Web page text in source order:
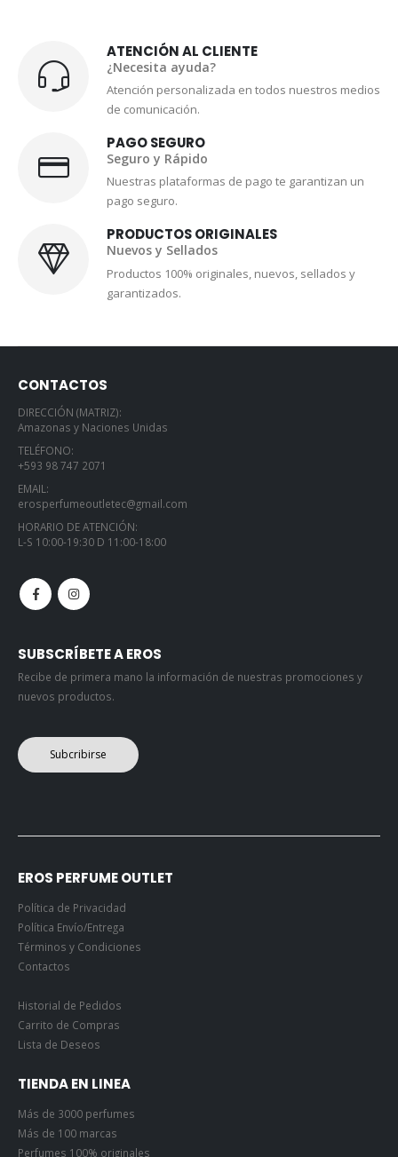
ATENCIÓN AL CLIENTE
¿Necesita ayuda?
Atención personalizada en todos nuestros medios
de comunicación.
PAGO SEGURO
Seguro y Rápido
Nuestras plataformas de pago te garantizan un
pago seguro.
PRODUCTOS ORIGINALES
Nuevos y Sellados
Productos 100% originales, nuevos, sellados y
garantizados.
CONTACTOS
DIRECCIÓN (MATRIZ):
Amazonas y Naciones Unidas
TELÉFONO:
+593 98 747 2071
EMAIL:
erosperfumeoutletec@gmail.com
HORARIO DE ATENCIÓN:
L-S 10:00-19:30 D 11:00-18:00
SUBSCRÍBETE A EROS
Recibe de primera mano la información de nuestras promociones y
nuevos productos.
Subcribirse
EROS PERFUME OUTLET
Política de Privacidad
Política Envío/Entrega
Términos y Condiciones
Contactos
Historial de Pedidos
Carrito de Compras
Lista de Deseos
TIENDA EN LINEA
Más de 3000 perfumes
Más de 100 marcas
Perfumes 100% originales